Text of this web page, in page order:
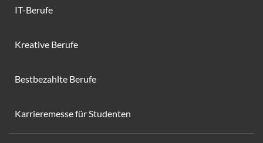
IT-Berufe
Kreative Berufe
Bestbezahlte Berufe
Karrieremesse für Studenten